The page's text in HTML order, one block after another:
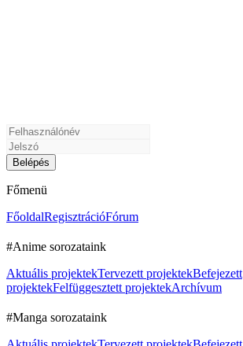
Főmenü
FőoldalRegisztrációFórum
#Anime sorozataink
Aktuális projektekTervezett projektekBefejezett
projektekFelfüggesztett projektekArchívum
#Manga sorozataink